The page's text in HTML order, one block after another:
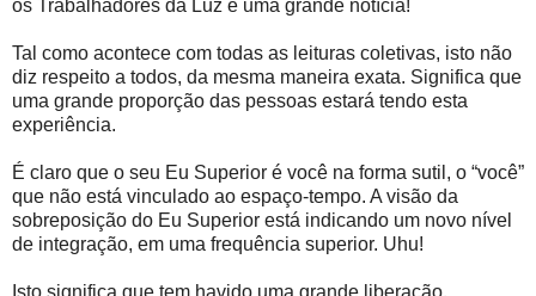
os Trabalhadores da Luz é uma grande notícia!
Tal como acontece com todas as leituras coletivas, isto não
diz respeito a todos, da mesma maneira exata. Significa que
uma grande proporção das pessoas estará tendo esta
experiência.
É claro que o seu Eu Superior é você na forma sutil, o “você”
que não está vinculado ao espaço-tempo. A visão da
sobreposição do Eu Superior está indicando um novo nível
de integração, em uma frequência superior. Uhu!